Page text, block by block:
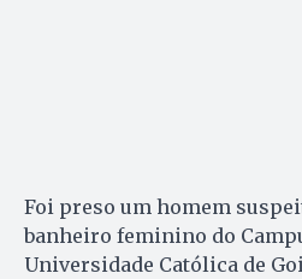
Foi preso um homem
banheiro feminino do
Universidade Católica de